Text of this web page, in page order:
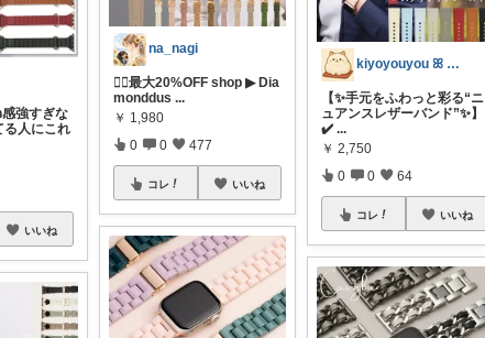
強すぎな
る人にこれ
いいね
na_nagi
❤️‍🔥最大20%OFF shop ▶︎ Dia
monddus ...
￥ 1,980
0 0 477
コレ いいね
kiyoyouyou ꕤ ゆーゆーꕤ
【✨手元をふわっと彩る“ニ
ュアンスレザーバンド”✨】
✔️...
￥ 2,750
0 0 64
コレ いいね